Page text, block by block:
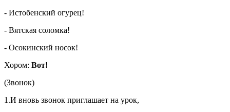
- Истобенский огурец!
- Вятская соломка!
- Осокинский носок!
Хором: Вот!
(Звонок)
1.И вновь звонок приглашает на урок,